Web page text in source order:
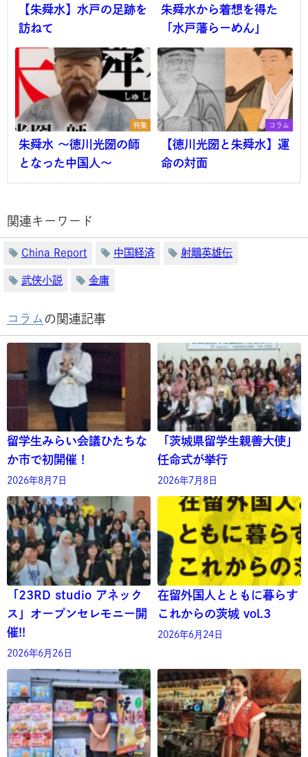
【朱舜水】水戸の足跡を
訪ねて
朱舜水から着想を得た
「水戸藩らーめん」
特集
朱舜水 ～徳川光圀の師
となった中国人～
コラム
【徳川光圀と朱舜水】運
命の対面
関連キーワード
China Report 中国経済 射鵰英雄伝
武侠小説 金庸
コラム の関連記事
留学生みらい会議ひたちな
か市で初開催！
2026年8月7日
「茨城県留学生親善大使」
任命式が挙行
2026年7月8日
「23RD studio アネック
ス」オープンセレモニー開
催!!
2026年6月26日
在留外国人とともに暮らす
これからの茨城 vol.3
2026年6月24日